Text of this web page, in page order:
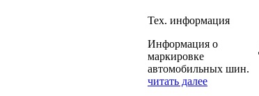
Тех. информация
Информация о
маркировке
автомобильных шин.
читать далее